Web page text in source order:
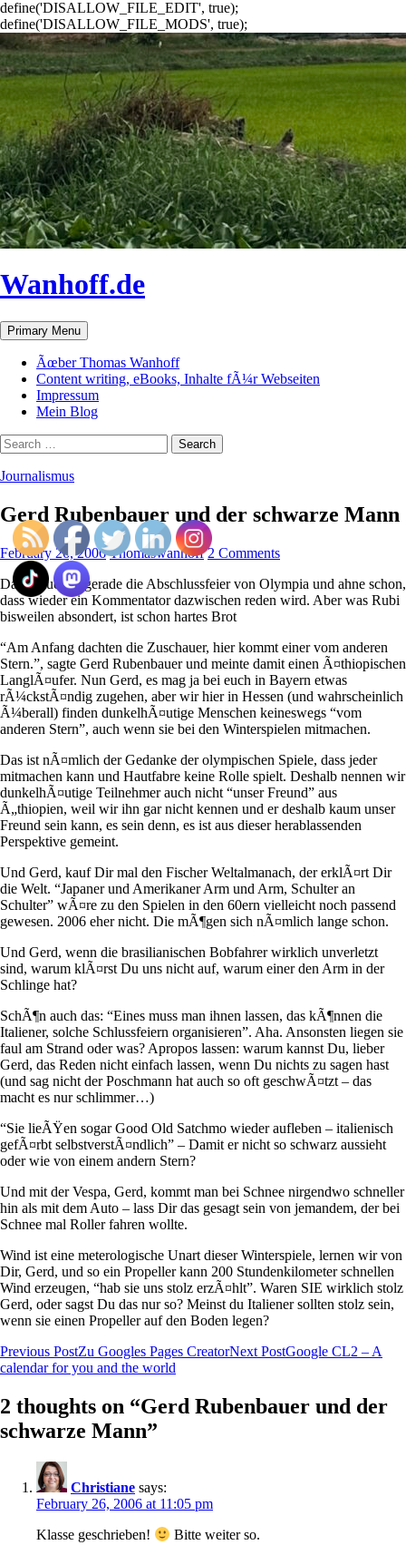
define('DISALLOW_FILE_EDIT', true);
define('DISALLOW_FILE_MODS', true);
Wanhoff.de
Search
Primary Menu Skip
to
content
Ãœber Thomas Wanhoff
Content writing, eBooks, Inhalte fÃ¼r Webseiten
Impressum
Mein Blog
Search
for:
Journalismus
Gerd Rubenbauer und der schwarze Mann
February 26, 2006 Thomaswanhoff 2 Comments
Da schaue ich gerade die Abschlussfeier von Olympia und ahne schon,
dass wieder ein Kommentator dazwischen reden wird. Aber was Rubi
bisweilen absondert, ist schon hartes Brot
“Am Anfang dachten die Zuschauer, hier kommt einer vom anderen
Stern.”, sagte Gerd Rubenbauer und meinte damit einen Ã¤thiopischen
LanglÃ¤ufer. Nun Gerd, es mag ja bei euch in Bayern etwas
rÃ¼ckstÃ¤ndig zugehen, aber wir hier in Hessen (und wahrscheinlich
Ã¼berall) finden dunkelhÃ¤utige Menschen keineswegs “vom
anderen Stern”, auch wenn sie bei den Winterspielen mitmachen.
Das ist nÃ¤mlich der Gedanke der olympischen Spiele, dass jeder
mitmachen kann und Hautfabre keine Rolle spielt. Deshalb nennen wir
dunkelhÃ¤utige Teilnehmer auch nicht “unser Freund” aus
Ã„thiopien, weil wir ihn gar nicht kennen und er deshalb kaum unser
Freund sein kann, es sein denn, es ist aus dieser herablassenden
Perspektive gemeint.
Und Gerd, kauf Dir mal den Fischer Weltalmanach, der erklÃ¤rt Dir
die Welt. “Japaner und Amerikaner Arm und Arm, Schulter an
Schulter” wÃ¤re zu den Spielen in den 60ern vielleicht noch passend
gewesen. 2006 eher nicht. Die mÃ¶gen sich nÃ¤mlich lange schon.
Und Gerd, wenn die brasilianischen Bobfahrer wirklich unverletzt
sind, warum klÃ¤rst Du uns nicht auf, warum einer den Arm in der
Schlinge hat?
SchÃ¶n auch das: “Eines muss man ihnen lassen, das kÃ¶nnen die
Italiener, solche Schlussfeiern organisieren”. Aha. Ansonsten liegen sie
faul am Strand oder was? Apropos lassen: warum kannst Du, lieber
Gerd, das Reden nicht einfach lassen, wenn Du nichts zu sagen hast
(und sag nicht der Poschmann hat auch so oft geschwÃ¤tzt – das
macht es nur schlimmer…)
“Sie lieÃŸen sogar Good Old Satchmo wieder aufleben – italienisch
gefÃ¤rbt selbstverstÃ¤ndlich” – Damit er nicht so schwarz aussieht
oder wie von einem andern Stern?
Und mit der Vespa, Gerd, kommt man bei Schnee nirgendwo schneller
hin als mit dem Auto – lass Dir das gesagt sein von jemandem, der bei
Schnee mal Roller fahren wollte.
Wind ist eine meterologische Unart dieser Winterspiele, lernen wir von
Dir, Gerd, und so ein Propeller kann 200 Stundenkilometer schnellen
Wind erzeugen, “hab sie uns stolz erzÃ¤hlt”. Waren SIE wirklich stolz
Gerd, oder sagst Du das nur so? Meinst du Italiener sollten stolz sein,
wenn sie einen Propeller auf den Boden legen?
Post
navigation
Previous PostZu Googles Pages CreatorNext PostGoogle CL2 – A
calendar for you and the world
2 thoughts on “Gerd Rubenbauer und der
schwarze Mann”
Christiane says:
February 26, 2006 at 11:05 pm
Klasse geschrieben!
Bitte weiter so.